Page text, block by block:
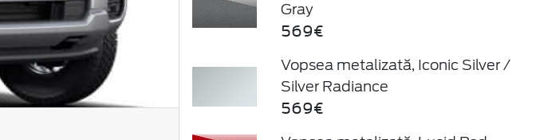
Gray
569€
Vopsea metalizată, Iconic Silver /
Silver Radiance
569€